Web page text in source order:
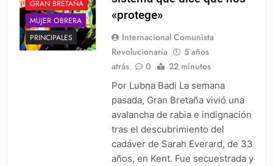
GRAN BRETAÑA
MUJER OBRERA
PRINCIPALES
«protege»
Internacional Comunista
Revolucionaria
5 años
atrás
0 22 minutos
Por Lubna Badi La semana
pasada, Gran Bretaña vivió una
avalancha de rabia e indignación
tras el descubrimiento del
cadáver de Sarah Everard, de 33
años, en Kent. Fue secuestrada y